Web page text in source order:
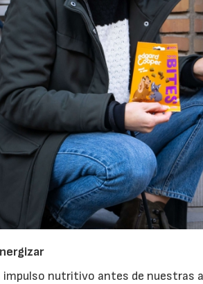
nutritivo antes de nuestras